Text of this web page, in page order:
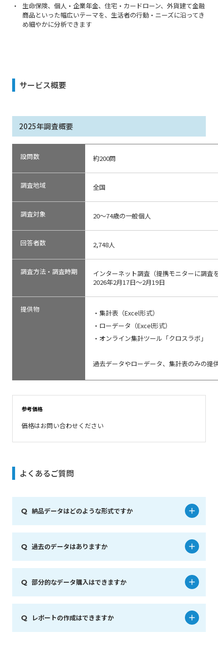
生命保険、個人・企業年金、住宅・カードローン、外貨建て金融
商品といった幅広いテーマを、生活者の行動・ニーズに沿ってき
め細やかに分析できます
サービス概要
2025年調査概要
設問数 約200問
調査地域 全国
調査対象 20～74歳の一般個人
回答者数 2,748人
調査方法・調査時期
インターネット調査（提携モニターに調査
2026年2月17日～2月19日
提供物
・集計表（Excel形式）
・ローデータ（Excel形式）
・オンライン集計ツール「クロスラボ」
過去データやローデータ、集計表のみの提
参考価格
価格はお問い合わせください
よくあるご質問
納品データはどのような形式ですか
過去のデータはありますか
部分的なデータ購入はできますか
レポートの作成はできますか